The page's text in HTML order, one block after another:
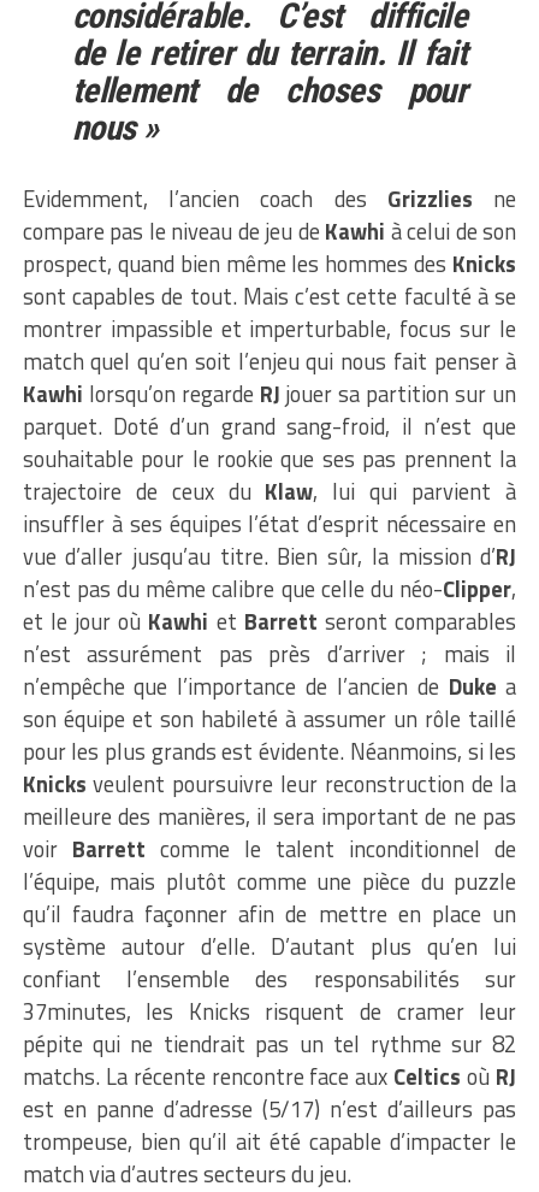
considérable. C’est difficile
de le retirer du terrain. Il fait
tellement de choses pour
nous »
Evidemment, l’ancien coach des Grizzlies ne
compare pas le niveau de jeu de Kawhi à celui de son
prospect, quand bien même les hommes des Knicks
sont capables de tout. Mais c’est cette faculté à se
montrer impassible et imperturbable, focus sur le
match quel qu’en soit l’enjeu qui nous fait penser à
Kawhi lorsqu’on regarde RJ jouer sa partition sur un
parquet. Doté d’un grand sang-froid, il n’est que
souhaitable pour le rookie que ses pas prennent la
trajectoire de ceux du Klaw, lui qui parvient à
insuffler à ses équipes l’état d’esprit nécessaire en
vue d’aller jusqu’au titre. Bien sûr, la mission d’RJ
n’est pas du même calibre que celle du néo-Clipper,
et le jour où Kawhi et Barrett seront comparables
n’est assurément pas près d’arriver ; mais il
n’empêche que l’importance de l’ancien de Duke a
son équipe et son habileté à assumer un rôle taillé
pour les plus grands est évidente. Néanmoins, si les
Knicks veulent poursuivre leur reconstruction de la
meilleure des manières, il sera important de ne pas
voir Barrett comme le talent inconditionnel de
l’équipe, mais plutôt comme une pièce du puzzle
qu’il faudra façonner afin de mettre en place un
système autour d’elle. D’autant plus qu’en lui
confiant l’ensemble des responsabilités sur
37minutes, les Knicks risquent de cramer leur
pépite qui ne tiendrait pas un tel rythme sur 82
matchs. La récente rencontre face aux Celtics où RJ
est en panne d’adresse (5/17) n’est d’ailleurs pas
trompeuse, bien qu’il ait été capable d’impacter le
match via d’autres secteurs du jeu.